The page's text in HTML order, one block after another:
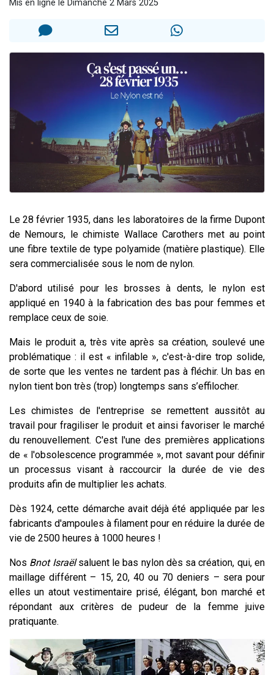
12 nouvelles musiques dans Torah-Box Music
Mis en ligne le Dimanche 2 Mars 2025
Le 28 février 1935, dans les laboratoires de la firme Dupont
de Nemours, le chimiste Wallace Carothers met au point
une fibre textile de type polyamide (matière plastique). Elle
sera commercialisée sous le nom de nylon.
D'abord utilisé pour les brosses à dents, le nylon est
appliqué en 1940 à la fabrication des bas pour femmes et
remplace ceux de soie.
Mais le produit a, très vite après sa création, soulevé une
problématique : il est « infilable », c'est-à-dire trop solide,
de sorte que les ventes ne tardent pas à fléchir. Un bas en
nylon tient bon très (trop) longtemps sans s’effilocher.
Les chimistes de l'entreprise se remettent aussitôt au
travail pour fragiliser le produit et ainsi favoriser le marché
du renouvellement. C'est l'une des premières applications
de « l'obsolescence programmée », mot savant pour définir
un processus visant à raccourcir la durée de vie des
produits afin de multiplier les achats.
Dès 1924, cette démarche avait déjà été appliquée par les
fabricants d'ampoules à filament pour en réduire la durée de
vie de 2500 heures à 1000 heures !
Nos Bnot Israëlsaluent le bas nylon dès sa création, qui, en
maillage différent – 15, 20, 40 ou 70 deniers – sera pour
elles un atout vestimentaire prisé, élégant, bon marché et
répondant aux critères de pudeur de la femme juive
pratiquante.